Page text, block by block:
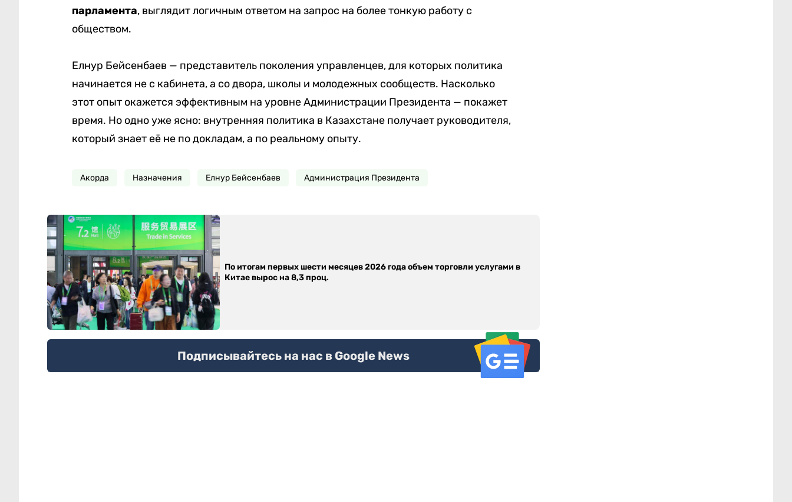
парламента, выглядит логичным ответом на запрос на более тонкую работу с
обществом.
Елнур Бейсенбаев — представитель поколения управленцев, для которых политика
начинается не с кабинета, а со двора, школы и молодежных сообществ. Насколько
этот опыт окажется эффективным на уровне Администрации Президента — покажет
время. Но одно уже ясно: внутренняя политика в Казахстане получает руководителя,
который знает её не по докладам, а по реальному опыту.
Акорда Назначения Елнур Бейсенбаев Администрация Президента
По итогам первых шести месяцев 2026 года объем торговли услугами в
Китае вырос на 8,3 проц.
Подписывайтесь на нас в Google News